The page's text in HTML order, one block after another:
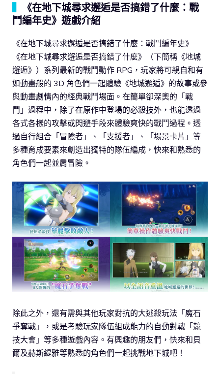
《在地下城尋求邂逅是否搞錯了什麼：戰
鬥編年史》遊戲介紹
《在地下城尋求邂逅是否搞錯了什麼：戰鬥編年史》
《在地下城尋求邂逅是否搞錯了什麼》（下簡稱《地城
邂逅》）系列最新的戰鬥動作 RPG，玩家將可親自和有
如動畫般的 3D 角色們一起體驗《地城邂逅》的故事或參
與動畫劇情內的經典戰鬥場面。在簡單卻深奧的「戰
鬥」過程中，除了在原作中登場的必殺技外，也能透過
各式各樣的攻擊或閃避手段來體驗爽快的戰鬥過程。透
過自行組合「冒險者」、「支援者」、「場景卡片」等
多種育成要素來創造出獨特的隊伍編成，快來和熟悉的
角色們一起並肩冒險。
除此之外，還有需與其他玩家對抗的大逃殺玩法「魔石
爭奪戰」，或是考驗玩家隊伍組成能力的自動對戰「競
技大會」等多種遊戲內容。有興趣的朋友們，快來和貝
爾及赫斯緹雅等熟悉的角色們一起挑戰地下城吧！